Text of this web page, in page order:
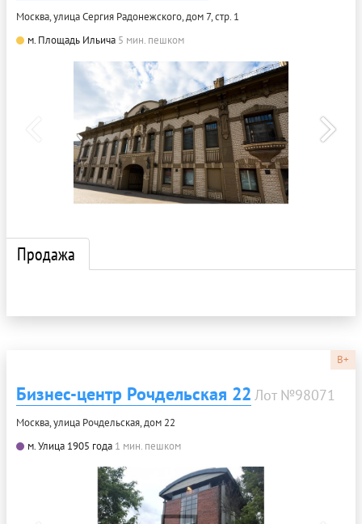
Москва, улица Сергия Радонежского, дом 7, стр. 1
м. Площадь Ильича 5 мин. пешком
Продажа
B+
Бизнес-центр Рочдельская 22 Лот №98071
Москва, улица Рочдельская, дом 22
м. Улица 1905 года 1 мин. пешком